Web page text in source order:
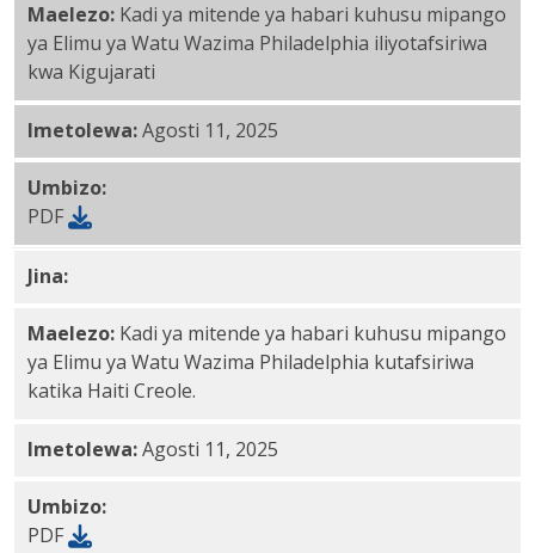
Maelezo: Kadi ya mitende ya habari kuhusu mipango
ya Elimu ya Watu Wazima Philadelphia iliyotafsiriwa
kwa Kigujarati
Imetolewa:Agosti 11, 2025
Umbizo:
PDF
Jina:Kihaiti Krioli PDF
Maelezo: Kadi ya mitende ya habari kuhusu mipango
ya Elimu ya Watu Wazima Philadelphia kutafsiriwa
katika Haiti Creole.
Imetolewa:Agosti 11, 2025
Umbizo:
PDF